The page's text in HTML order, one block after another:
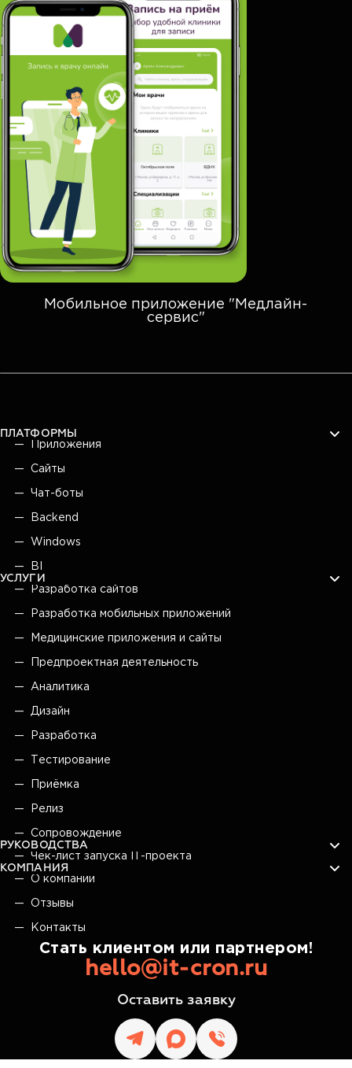
Мобильное приложение "Медлайн-
сервис"
ПЛАТФОРМЫ
Приложения
Сайты
Чат-боты
Backend
Windows
BI
УСЛУГИ
Разработка сайтов
Разработка мобильных приложений
Медицинские приложения и сайты
Предпроектная деятельность
Аналитика
Дизайн
Разработка
Тестирование
Приёмка
Релиз
Сопровождение
РУКОВОДСТВА
Чек-лист запуска IT-проекта
КОМПАНИЯ
О компании
Отзывы
Контакты
Стать клиентом или партнером!
hello@it-cron.ru
Оставить заявку